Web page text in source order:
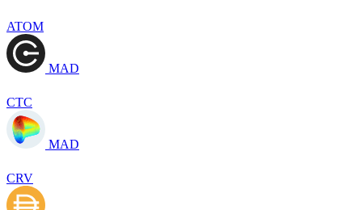
ATOM
MAD
CTC
MAD
CRV